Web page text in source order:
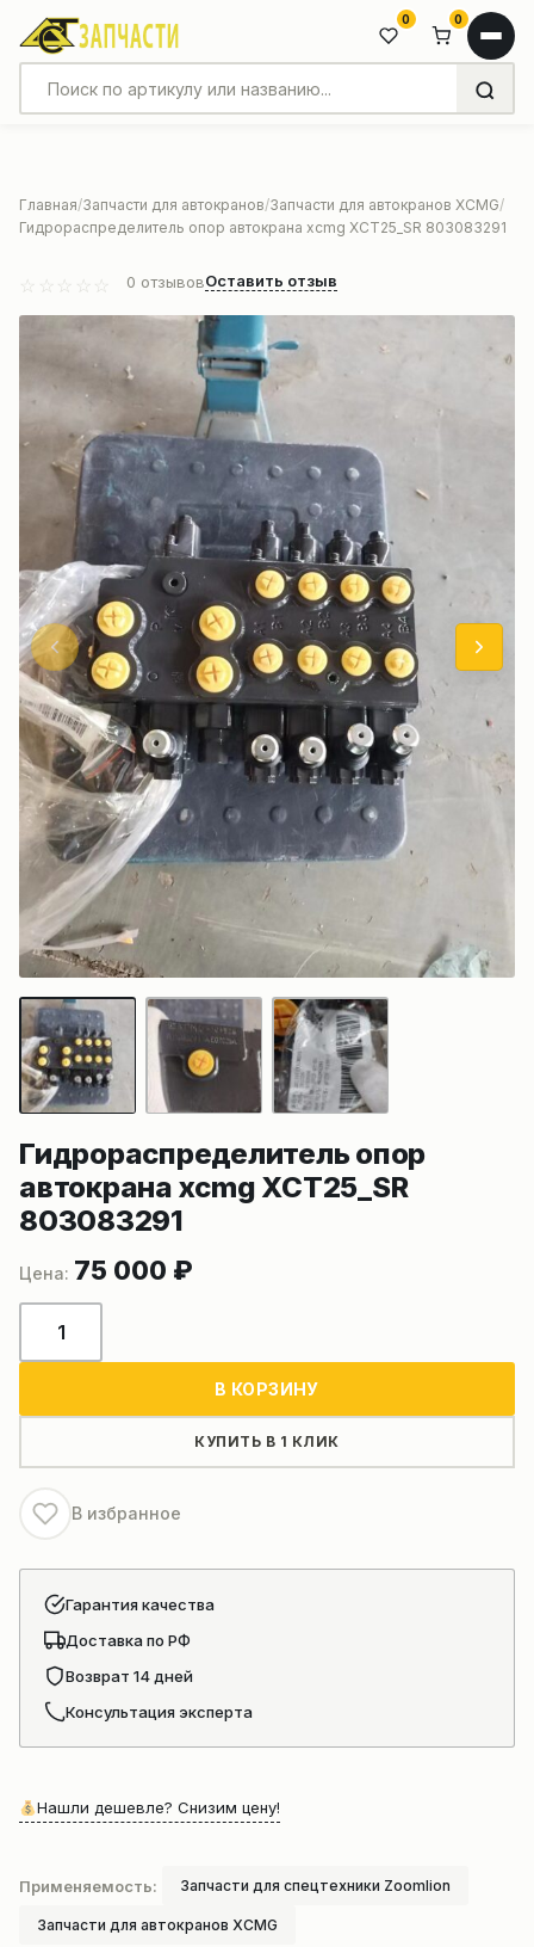
0 0
Главная Запчасти для автокранов Запчасти для автокранов XCMG
Гидрораспределитель опор автокрана xcmg XCT25_SR 803083291
0 отзывовОставить отзыв
Гидрораспределитель опор
автокрана xcmg XCT25_SR
803083291
75 000 ₽
товара
xcmg
XCT25_SR
803083291
В КОРЗИНУ
КУПИТЬ В 1 КЛИК
В избранное
Гарантия качества
Доставка по РФ
Возврат 14 дней
Консультация эксперта
Нашли дешевле? Снизим цену!
Применяемость: Запчасти для спецтехники Zoomlion
Запчасти для автокранов XCMG